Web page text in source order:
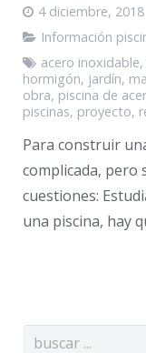
4 diciembre, 2018
Información
acero inoxidable,
hormigón, jardín,
obra, piscina de
piscinas, proyecto,
Para construir
complicada, pero
cuestiones:
una piscina, hay